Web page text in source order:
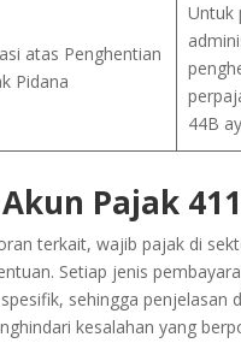
atas Penghentian
Pidana
Untuk
44B
Pajak
terkait, wajib pajak di
Setiap jenis
sehingga
kesalahan yang